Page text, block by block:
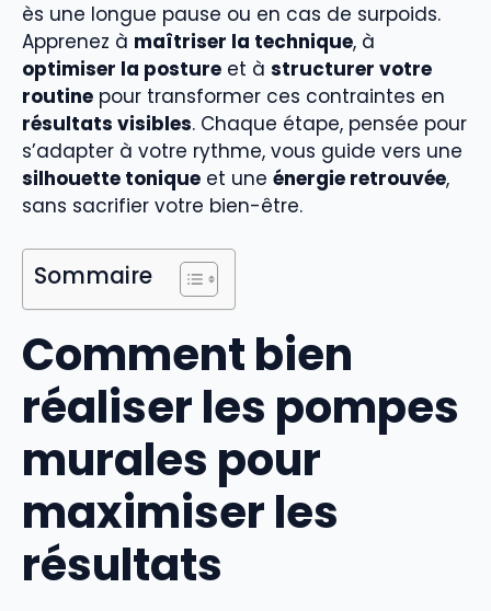
ès une longue pause ou en cas de surpoids.
Apprenez à maîtriser la technique, à
optimiser la posture et à structurer votre
routine pour transformer ces contraintes en
résultats visibles. Chaque étape, pensée pour
s’adapter à votre rythme, vous guide vers une
silhouette tonique et une énergie retrouvée,
sans sacrifier votre bien-être.
Sommaire
Comment bien
réaliser les pompes
murales pour
maximiser les
résultats